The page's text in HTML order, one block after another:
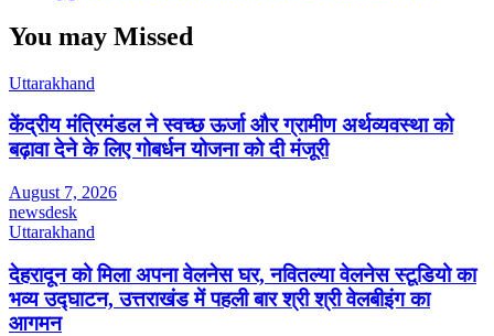
You may Missed
Uttarakhand
केंद्रीय मंत्रिमंडल ने स्वच्छ ऊर्जा और ग्रामीण अर्थव्यवस्था को
बढ़ावा देने के लिए गोबर्धन योजना को दी मंजूरी
August 7, 2026
newsdesk
Uttarakhand
देहरादून को मिला अपना वेलनेस घर, नवितल्या वेलनेस स्टूडियो का
भव्य उद्घाटन, उत्तराखंड में पहली बार श्री श्री वेलबीइंग का
आगमन